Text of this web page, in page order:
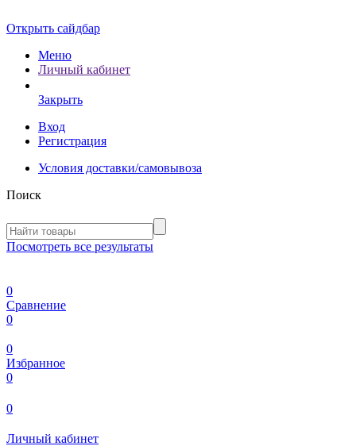
Открыть сайдбар
Меню
Личный кабинет
Закрыть
Вход
Регистрация
Условия доставки/самовывоза
Поиск
Посмотреть все результаты
0
Сравнение
0
0
Избранное
0
0
Личный кабинет